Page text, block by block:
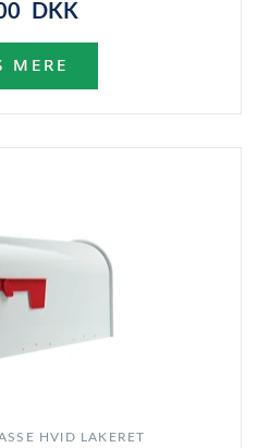
DKK
HVID LAKERET